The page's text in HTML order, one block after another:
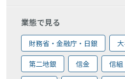
業態で見る
財務省・金融庁・日銀
第二地銀 信金 信組